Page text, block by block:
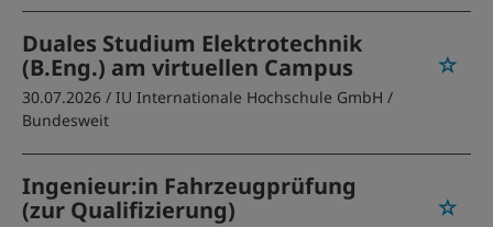
Duales Studium Elektrotechnik
(B.Eng.) am virtuellen Campus
30.07.2026 / IU Internationale Hochschule GmbH /
Bundesweit
Ingenieur:in Fahrzeugprüfung
(zur Qualifizierung)